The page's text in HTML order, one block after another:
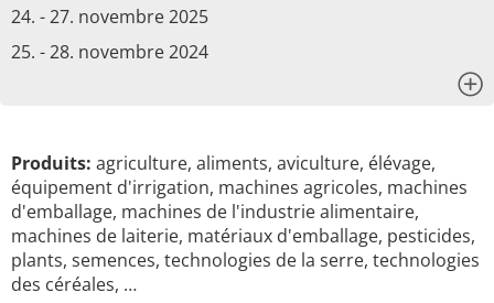
24. - 27. novembre 2025
25. - 28. novembre 2024
Produits: agriculture, aliments, aviculture, élévage,
équipement d'irrigation, machines agricoles, machines
d'emballage, machines de l'industrie alimentaire,
machines de laiterie, matériaux d'emballage, pesticides,
plants, semences, technologies de la serre, technologies
des céréales, …